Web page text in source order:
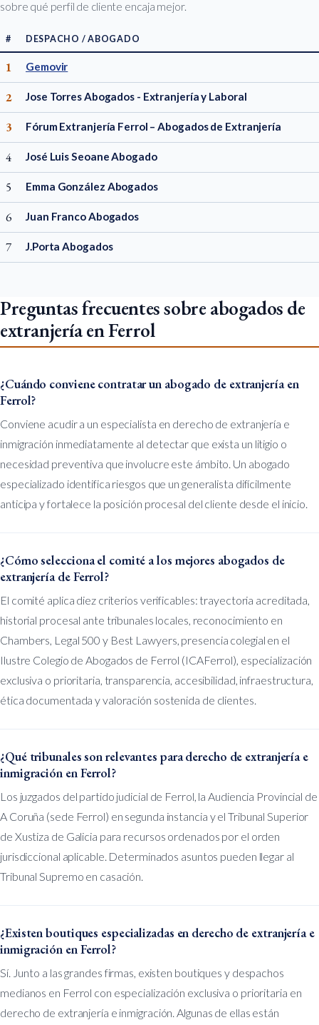
sobre qué perfil de cliente encaja mejor.
# DESPACHO / ABOGADO
1 Gemovir
2 Jose Torres Abogados - Extranjería y Laboral
3 Fórum Extranjería Ferrol – Abogados de Extranjería
4 José Luis Seoane Abogado
5 Emma González Abogados
6 Juan Franco Abogados
7 J.Porta Abogados
Preguntas frecuentes sobre abogados de
extranjería en Ferrol
¿Cuándo conviene contratar un abogado de extranjería en
Ferrol?
Conviene acudir a un especialista en derecho de extranjería e
inmigración inmediatamente al detectar que exista un litigio o
necesidad preventiva que involucre este ámbito. Un abogado
especializado identifica riesgos que un generalista difícilmente
anticipa y fortalece la posición procesal del cliente desde el inicio.
¿Cómo selecciona el comité a los mejores abogados de
extranjería de Ferrol?
El comité aplica diez criterios verificables: trayectoria acreditada,
historial procesal ante tribunales locales, reconocimiento en
Chambers, Legal 500 y Best Lawyers, presencia colegial en el
Ilustre Colegio de Abogados de Ferrol (ICAFerrol), especialización
exclusiva o prioritaria, transparencia, accesibilidad, infraestructura,
ética documentada y valoración sostenida de clientes.
¿Qué tribunales son relevantes para derecho de extranjería e
inmigración en Ferrol?
Los juzgados del partido judicial de Ferrol, la Audiencia Provincial de
A Coruña (sede Ferrol) en segunda instancia y el Tribunal Superior
de Xustiza de Galicia para recursos ordenados por el orden
jurisdiccional aplicable. Determinados asuntos pueden llegar al
Tribunal Supremo en casación.
¿Existen boutiques especializadas en derecho de extranjería e
inmigración en Ferrol?
Sí. Junto a las grandes firmas, existen boutiques y despachos
medianos en Ferrol con especialización exclusiva o prioritaria en
derecho de extranjería e inmigración. Algunas de ellas están